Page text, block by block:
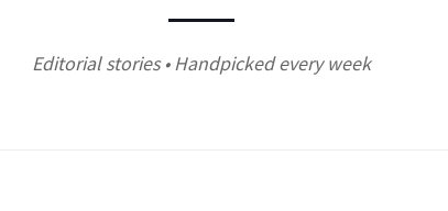
Editorial stories • Handpicked every week